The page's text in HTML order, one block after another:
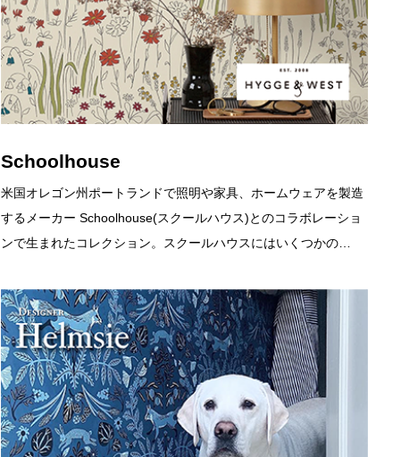
Schoolhouse
米国オレゴン州ポートランドで照明や家具、ホームウェアを製造
するメーカー Schoolhouse(スクールハウス)とのコラボレーショ
ンで生まれたコレクション。スクールハウスにはいくつかの…